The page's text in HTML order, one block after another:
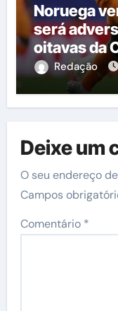
Noruega
será
oitavas da
Redação
Deixe um
O seu endereço
Campos
Comentário *